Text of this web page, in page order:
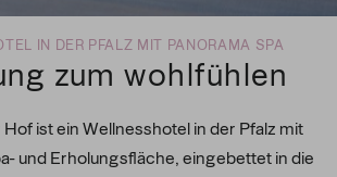
IN DER PFALZ MIT PANORAMA SPA
zum wohlfühlen
ist ein Wellnesshotel in der Pfalz mit
und Erholungsfläche, eingebettet in die